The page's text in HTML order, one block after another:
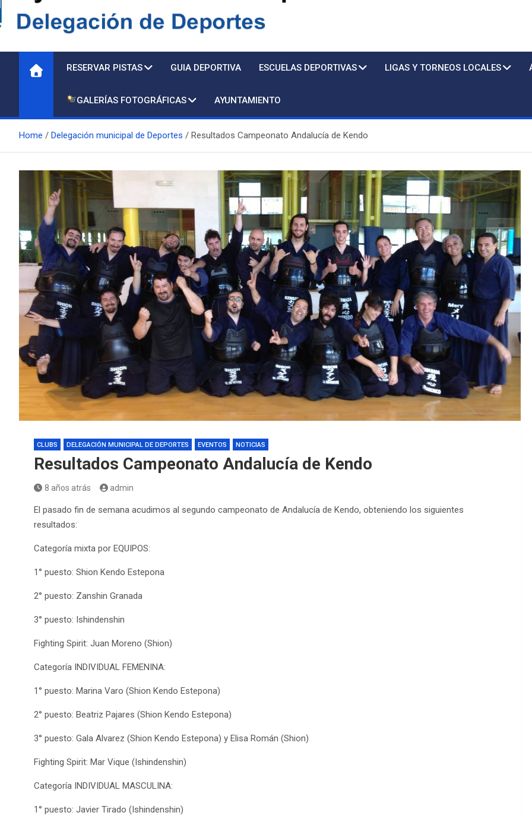
Delegación de Deportes
RESERVAR PISTAS GUIA DEPORTIVA ESCUELAS DEPORTIVAS LIGAS Y TORNEOS LOCALES
GALERÍAS FOTOGRÁFICAS AYUNTAMIENTO
Home Delegación municipal de Deportes Resultados Campeonato Andalucía de Kendo
CLUBS DELEGACIÓN MUNICIPAL DE DEPORTES EVENTOS NOTICIAS
Resultados Campeonato Andalucía de Kendo
8 años atrás admin
El pasado fin de semana acudimos al segundo campeonato de Andalucía de Kendo, obteniendo los siguientes
resultados:
Categoría mixta por EQUIPOS:
1° puesto: Shion Kendo Estepona
2° puesto: Zanshin Granada
3° puesto: Ishindenshin
Fighting Spirit: Juan Moreno (Shion)
Categoría INDIVIDUAL FEMENINA:
1° puesto: Marina Varo (Shion Kendo Estepona)
2° puesto: Beatriz Pajares (Shion Kendo Estepona)
3° puesto: Gala Alvarez (Shion Kendo Estepona) y Elisa Román (Shion)
Fighting Spirit: Mar Vique (Ishindenshin)
Categoría INDIVIDUAL MASCULINA:
1° puesto: Javier Tirado (Ishindenshin)
Sto.
EDM 26-27 /
EDM 26-27 / Periodo